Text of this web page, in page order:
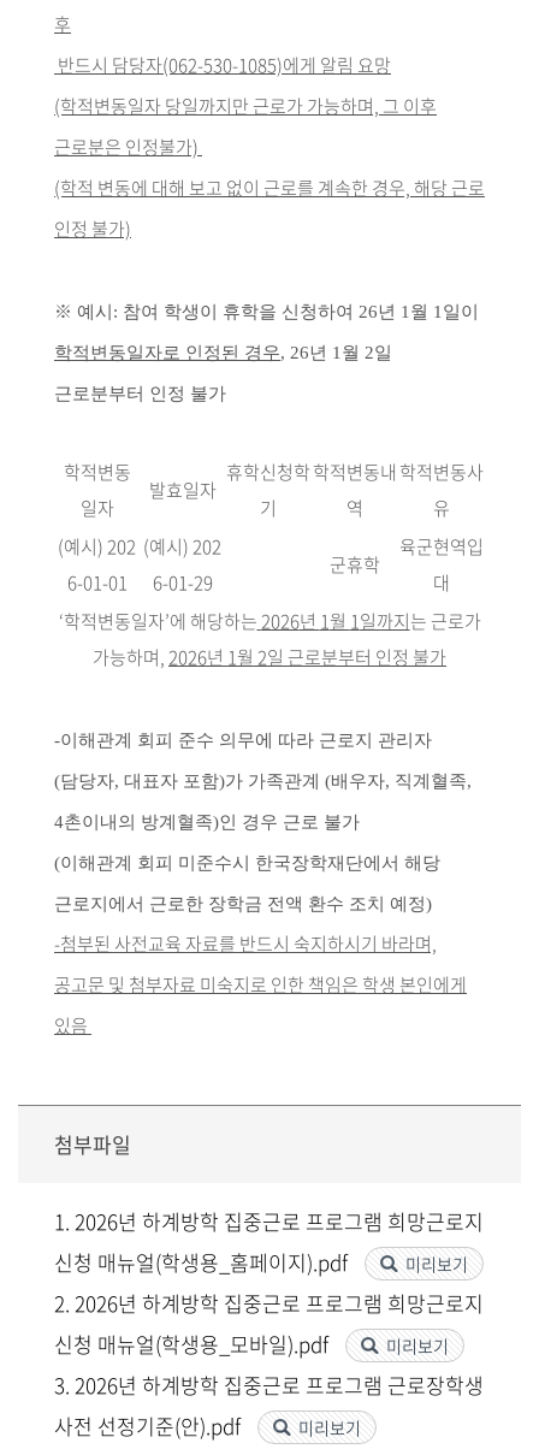
후
반드시 담당자(062-530-1085)에게 알림 요망
(학적변동일자 당일까지만 근로가 가능하며, 그 이후
근로분은 인정불가)
(학적 변동에 대해 보고 없이 근로를 계속한 경우, 해당 근로
인정 불가)
※ 예시: 참여 학생이 휴학을 신청하여 26년 1월 1일이
학적변동일자로 인정된 경우, 26년 1월 2일
근로분부터 인정 불가
학적변동
일자
발효일자
휴학신청학
기
학적변동내
역
학적변동사
유
(예시) 202
6-01-01
(예시) 202
6-01-29
군휴학
육군현역입
대
‘학적변동일자’에 해당하는 2026년 1월 1일까지는 근로가
가능하며, 2026년 1월 2일 근로분부터 인정 불가
-이해관계 회피 준수 의무에 따라 근로지 관리자
(담당자, 대표자 포함)가 가족관계 (배우자, 직계혈족,
4촌이내의 방계혈족)인 경우 근로 불가
(이해관계 회피 미준수시 한국장학재단에서 해당
근로지에서 근로한 장학금 전액 환수 조치 예정)
-첨부된 사전교육 자료를 반드시 숙지하시기 바라며,
공고문 및 첨부자료 미숙지로 인한 책임은 학생 본인에게
있음
첨부파일
1. 2026년 하계방학 집중근로 프로그램 희망근로지
신청 매뉴얼(학생용_홈페이지).pdf
미리보기
2. 2026년 하계방학 집중근로 프로그램 희망근로지
신청 매뉴얼(학생용_모바일).pdf
미리보기
3. 2026년 하계방학 집중근로 프로그램 근로장학생
사전 선정기준(안).pdf
미리보기